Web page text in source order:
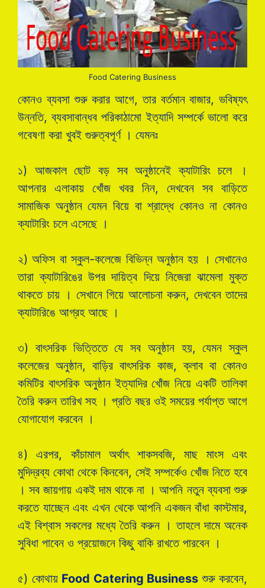
Food Catering Business
কোনও ব্যবসা শুরু করার আগে, তার বর্তমান বাজার, ভবিষ্যৎ
উন্নতি, ব্যবসাবান্ধব পরিকাঠামো ইত্যাদি সম্পর্কে ভালো করে
গবেষণা করা খুবই গুরুত্বপূর্ণ । যেমনঃ
১) আজকাল ছোট বড় সব অনুষ্ঠানেই ক্যাটারিং চলে ।
আপনার এলাকায় খোঁজ খবর নিন, দেখবেন সব বাড়িতে
সামাজিক অনুষ্ঠান যেমন বিয়ে বা শ্রাদ্ধে কোনও না কোনও
ক্যাটারিং চলে এসেছে ।
২) অফিস বা স্কুল-কলেজে বিভিন্ন অনুষ্ঠান হয় । সেখানেও
তারা ক্যাটারিঙের উপর দায়িত্ব দিয়ে নিজেরা ঝামেলা মুক্ত
থাকতে চায় । সেখানে গিয়ে আলোচনা করুন, দেখবেন তাদের
ক্যাটারিঙে আগ্রহ আছে ।
৩) বাৎসরিক ভিত্তিতে যে সব অনুষ্ঠান হয়, যেমন স্কুল
কলেজের অনুষ্ঠান, বাড়ির বাৎসরিক কাজ, ক্লাব বা কোনও
কমিটির বাৎসরিক অনুষ্ঠান ইত্যাদির খোঁজ নিয়ে একটি তালিকা
তৈরি করুন তারিখ সহ । প্রতি বছর ওই সময়ের পর্যাপ্ত আগে
যোগাযোগ করবেন ।
৪) এরপর, কাঁচামাল অর্থাৎ শাকসবজি, মাছ মাংস এবং
মুদিদ্রব্য কোথা থেকে কিনবেন, সেই সম্পর্কেও খোঁজ নিতে হবে
। সব জায়গায় একই দাম থাকে না । আপনি নতুন ব্যবসা শুরু
করতে যাচ্ছেন এবং এখন থেকে আপনি একজন বাঁধা কাস্টমার,
এই বিশ্বাস সকলের মধ্যে তৈরি করুন । তাহলে দামে অনেক
সুবিধা পাবেন ও প্রয়োজনে কিছু বাকি রাখতে পারবেন ।
৫) কোথায় Food Catering Business শুরু করবেন,